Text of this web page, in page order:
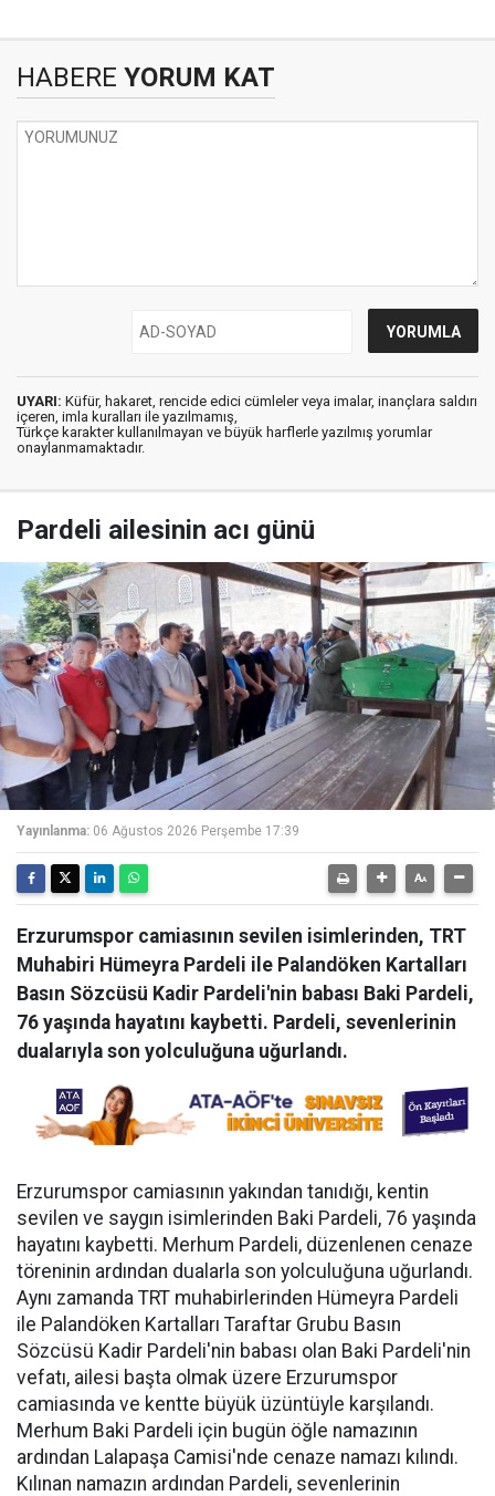
HABERE YORUM KAT
UYARI: Küfür, hakaret, rencide edici cümleler veya imalar, inançlara saldırı
içeren, imla kuralları ile yazılmamış,
Türkçe karakter kullanılmayan ve büyük harflerle yazılmış yorumlar
onaylanmamaktadır.
Pardeli ailesinin acı günü
Yayınlanma: 06 Ağustos 2026 Perşembe 17:39
Erzurumspor camiasının sevilen isimlerinden, TRT
Muhabiri Hümeyra Pardeli ile Palandöken Kartalları
Basın Sözcüsü Kadir Pardeli'nin babası Baki Pardeli,
76 yaşında hayatını kaybetti. Pardeli, sevenlerinin
dualarıyla son yolculuğuna uğurlandı.
Erzurumspor camiasının yakından tanıdığı, kentin
sevilen ve saygın isimlerinden Baki Pardeli, 76 yaşında
hayatını kaybetti. Merhum Pardeli, düzenlenen cenaze
töreninin ardından dualarla son yolculuğuna uğurlandı.
Aynı zamanda TRT muhabirlerinden Hümeyra Pardeli
ile Palandöken Kartalları Taraftar Grubu Basın
Sözcüsü Kadir Pardeli'nin babası olan Baki Pardeli'nin
vefatı, ailesi başta olmak üzere Erzurumspor
camiasında ve kentte büyük üzüntüyle karşılandı.
Merhum Baki Pardeli için bugün öğle namazının
ardından Lalapaşa Camisi'nde cenaze namazı kılındı.
Kılınan namazın ardından Pardeli, sevenlerinin